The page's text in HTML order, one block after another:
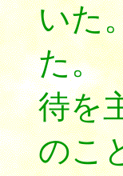
いた
た。
待を
のこ